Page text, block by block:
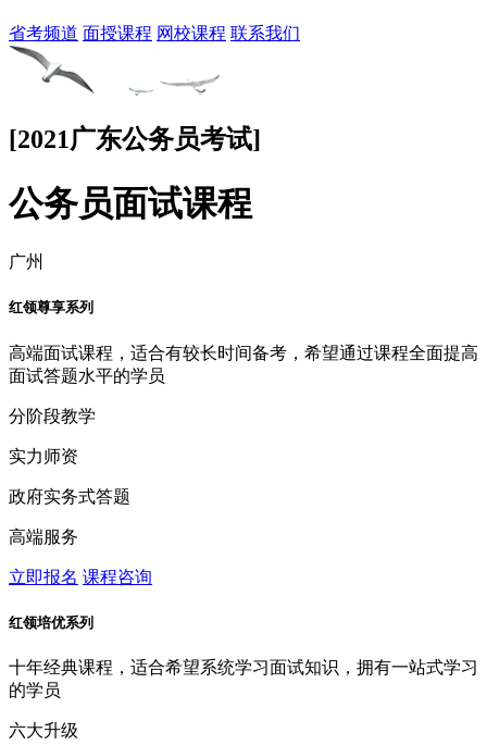
省考频道 面授课程 网校课程 联系我们
[2021广东公务员考试]
公务员面试课程
广州
红领尊享系列
高端面试课程，适合有较长时间备考，希望通过课程全面提高
面试答题水平的学员
分阶段教学
实力师资
政府实务式答题
高端服务
立即报名 课程咨询
红领培优系列
十年经典课程，适合希望系统学习面试知识，拥有一站式学习
的学员
六大升级